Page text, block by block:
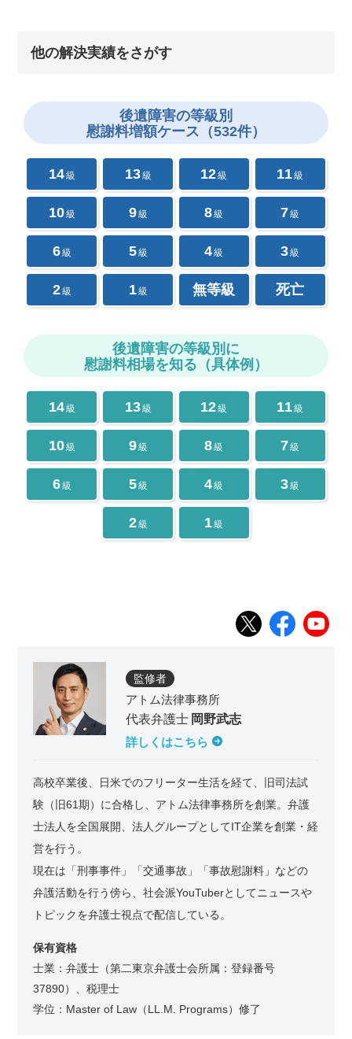
他の解決実績をさがす
後遺障害の等級別
慰謝料増額ケース（532件）
14級 13級 12級 11級
10級 9級 8級 7級
6級 5級 4級 3級
2級 1級 無等級 死亡
後遺障害の等級別に
慰謝料相場を知る（具体例）
14級 13級 12級 11級
10級 9級 8級 7級
6級 5級 4級 3級
2級 1級
監修者
アトム法律事務所
代表弁護士 岡野武志
詳しくはこちら
高校卒業後、日米でのフリーター生活を経て、旧司法試
験（旧61期）に合格し、アトム法律事務所を創業。弁護
士法人を全国展開、法人グループとしてIT企業を創業・経
営を行う。
現在は「刑事事件」「交通事故」「事故慰謝料」などの
弁護活動を行う傍ら、社会派YouTuberとしてニュースや
トピックを弁護士視点で配信している。
保有資格
士業：弁護士（第二東京弁護士会所属：登録番号
37890）、税理士
学位：Master of Law（LL.M. Programs）修了